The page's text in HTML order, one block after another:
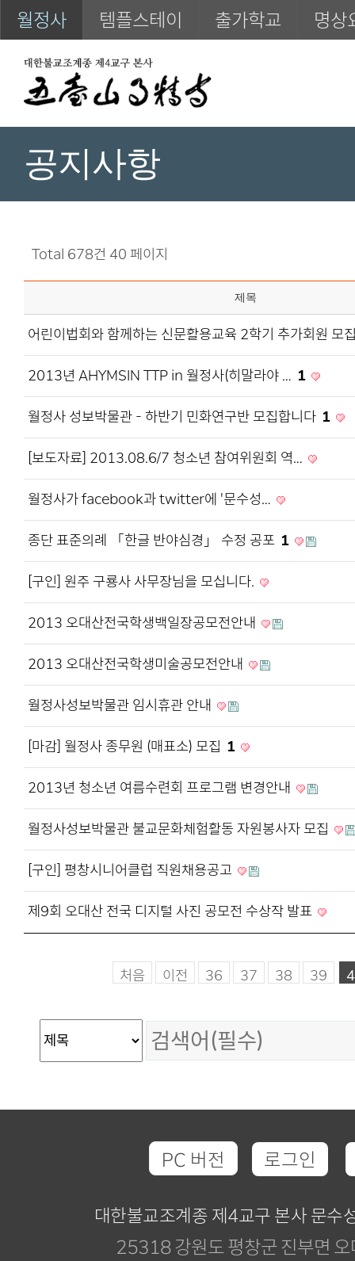
월정사 템플스테이 출가학교 명상
공지사항
Total 678건 40 페이지
제목
어린이법회와 함께하는 신문활용교육 2학기 추가회원 모
2013년 AHYMSIN TTP in 월정사(히말라야 … 1
월정사 성보박물관 - 하반기 민화연구반 모집합니다 1
[보도자료] 2013.08.6/7 청소년 참여위원회 역…
월정사가 facebook과 twitter에 '문수성…
종단 표준의례 「한글 반야심경」 수정 공포 1
[구인] 원주 구룡사 사무장님을 모십니다.
2013 오대산전국학생백일장공모전안내
2013 오대산전국학생미술공모전안내
월정사성보박물관 임시휴관 안내
[마감] 월정사 종무원 (매표소) 모집 1
2013년 청소년 여름수련회 프로그램 변경안내
월정사성보박물관 불교문화체험활동 자원봉사자 모집
[구인] 평창시니어클럽 직원채용공고
제9회 오대산 전국 디지털 사진 공모전 수상작 발표
처음 이전 36 37 38 39
PC 버전 로그인
대한불교조계종 제4교구 본사 문수
25318 강원도 평창군 진부면